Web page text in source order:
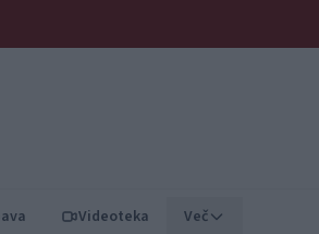
Videoteka Več